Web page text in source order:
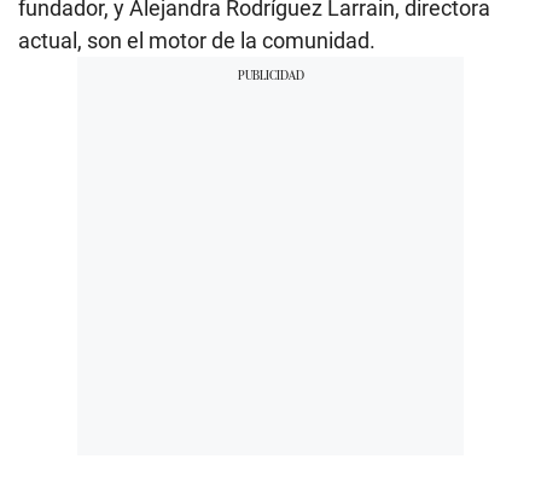
fundador, y Alejandra Rodríguez Larrain, directora
actual, son el motor de la comunidad.